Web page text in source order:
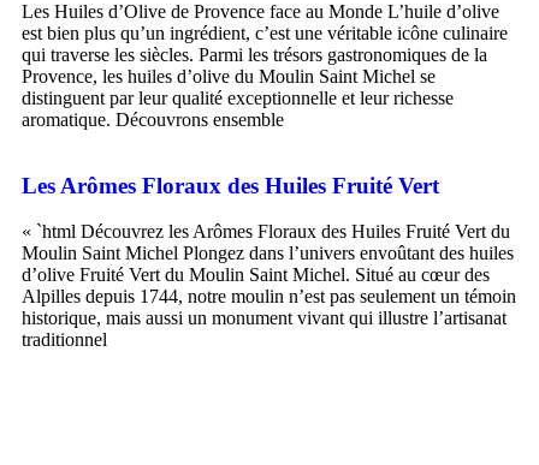
Les Huiles d’Olive de Provence face au Monde L’huile d’olive
est bien plus qu’un ingrédient, c’est une véritable icône culinaire
qui traverse les siècles. Parmi les trésors gastronomiques de la
Provence, les huiles d’olive du Moulin Saint Michel se
distinguent par leur qualité exceptionnelle et leur richesse
aromatique. Découvrons ensemble
Les Arômes Floraux des Huiles Fruité Vert
« `html Découvrez les Arômes Floraux des Huiles Fruité Vert du
Moulin Saint Michel Plongez dans l’univers envoûtant des huiles
d’olive Fruité Vert du Moulin Saint Michel. Situé au cœur des
Alpilles depuis 1744, notre moulin n’est pas seulement un témoin
historique, mais aussi un monument vivant qui illustre l’artisanat
traditionnel